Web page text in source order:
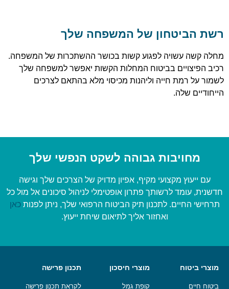
רשת הביטחון של המשפחה שלך
מחלה קשה עשויה לפגוע קשות בכושר ההשתכרות של המשפחה.
רכיב הפיצויים בביטוח המחלות הקשות יאפשר למשפחה שלך
לשמור על רמת חייה וליהנות מכיסוי מלא בהתאם לצרכים
הייחודיים שלה.
מחויבות גבוהה לשקט הנפשי שלך
עם ייעוץ מקצועי מקיף, אפיון מדויק של הצרכים שלך וגישה
חדשנית, עומד לרשותך פתרון אופטימלי לניהול סיכונים אל מול כל
תרחישי החיים. לתכנון תיק הביטוח הרפואי שלך, ניתן לפנותכאן
ואחזור אליך לתיאום שיחת ייעוץ.
מוצרי ביטוח
ביטוח חיים
מוצרי חיסכון
קופת גמל
תכנון פרישה
לקראת תכנון פרישה